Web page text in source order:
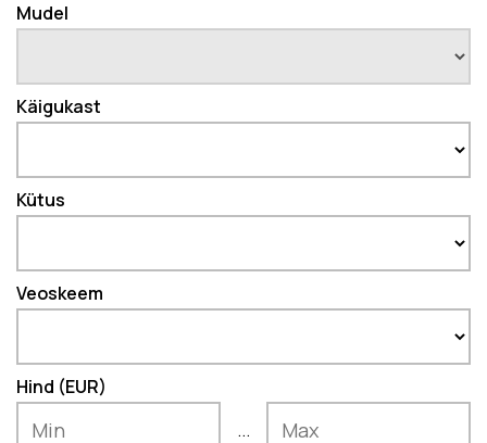
Mudel
Käigukast
Kütus
Veoskeem
Hind (EUR)
...